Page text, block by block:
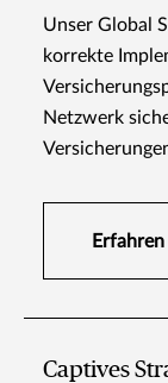
Unser Global
korrekte
Netzwerk
Captives